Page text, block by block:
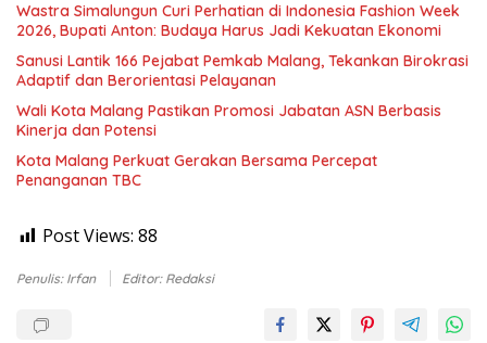
Wastra Simalungun Curi Perhatian di Indonesia Fashion Week
2026, Bupati Anton: Budaya Harus Jadi Kekuatan Ekonomi
Sanusi Lantik 166 Pejabat Pemkab Malang, Tekankan Birokrasi
Adaptif dan Berorientasi Pelayanan
Wali Kota Malang Pastikan Promosi Jabatan ASN Berbasis
Kinerja dan Potensi
Kota Malang Perkuat Gerakan Bersama Percepat
Penanganan TBC
Post Views: 88
Penulis: Irfan Editor: Redaksi